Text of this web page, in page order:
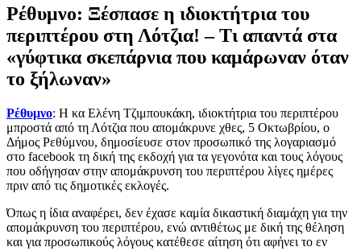
Ρέθυμνο: Ξέσπασε η ιδιοκτήτρια του
περιπτέρου στη Λότζια! – Τι απαντά στα
«γύφτικα σκεπάρνια που καμάρωναν όταν
το ξήλωναν»
Ρέθυμνο: Η κα Ελένη Τζιμπουκάκη, ιδιοκτήτρια του περιπτέρου
μπροστά από τη Λότζια που απομάκρυνε χθες, 5 Οκτωβρίου, ο
Δήμος Ρεθύμνου, δημοσίευσε στον προσωπικό της λογαριασμό
στο facebook τη δική της εκδοχή για τα γεγονότα και τους λόγους
που οδήγησαν στην απομάκρυνση του περιπτέρου λίγες ημέρες
πριν από τις δημοτικές εκλογές.
Όπως η ίδια αναφέρει, δεν έχασε καμία δικαστική διαμάχη για την
απομάκρυνση του περιπτέρου, ενώ αντιθέτως με δική της θέληση
και για προσωπικούς λόγους κατέθεσε αίτηση ότι αφήνει το εν